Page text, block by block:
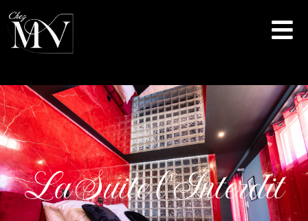
LaSuitel'Interdit